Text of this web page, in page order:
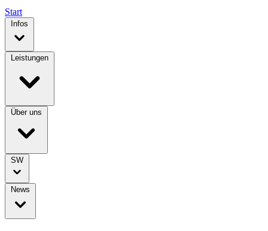
Start
Infos
Leistungen
Über uns
SW
News